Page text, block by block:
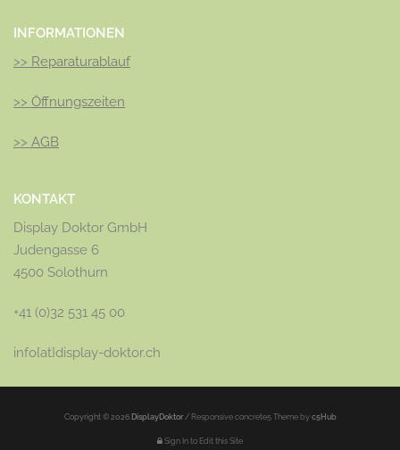
INFORMATIONEN
>> Reparaturablauf
>> Öffnungszeiten
>> AGB
KONTAKT
Display Doktor GmbH
Judengasse 6
4500 Solothurn
+41 (0)32 531 45 00
info{at}display-doktor.ch
Copyright © 2026 DisplayDoktor/ Responsive concrete5 Theme by c5Hub
Sign In to Edit this Site